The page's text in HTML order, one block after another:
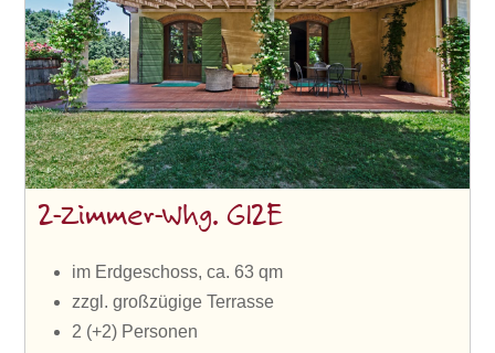
2-Zimmer-Whg. GI2E
im Erdgeschoss, ca. 63 qm
zzgl. großzügige Terrasse
2 (+2) Personen